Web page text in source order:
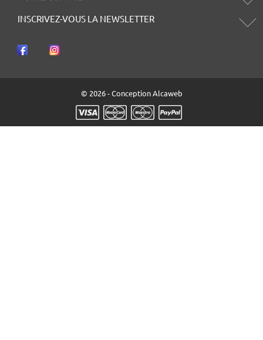
INSCRIVEZ-VOUS LA NEWSLETTER
© 2026 - Conception Alcaweb